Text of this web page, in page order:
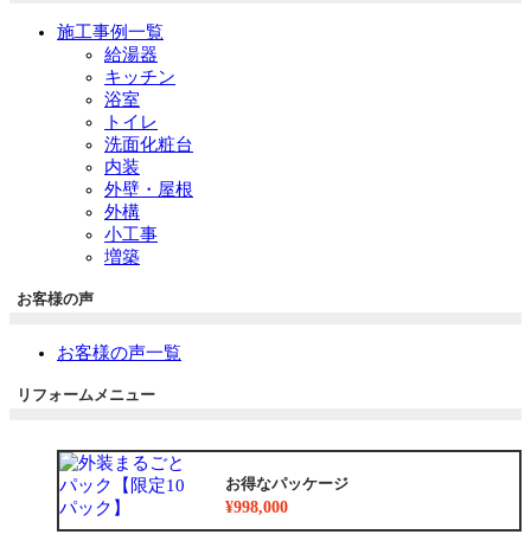
施工事例一覧
給湯器
キッチン
浴室
トイレ
洗面化粧台
内装
外壁・屋根
外構
小工事
増築
お客様の声
お客様の声一覧
リフォームメニュー
お得なパッケージ
¥998,000